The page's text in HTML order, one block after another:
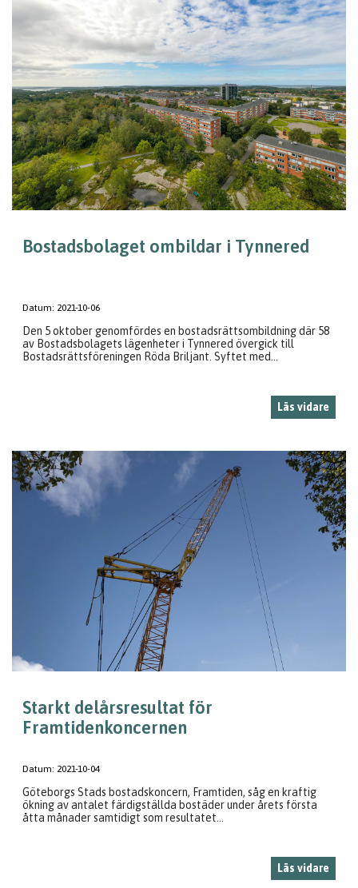
Bostadsbolaget ombildar i Tynnered
Datum: 2021-10-06
Den 5 oktober genomfördes en bostadsrättsombildning där 58
av Bostadsbolagets lägenheter i Tynnered övergick till
Bostadsrättsföreningen Röda Briljant. Syftet med...
Läs vidare
Starkt delårsresultat för
Framtidenkoncernen
Datum: 2021-10-04
Göteborgs Stads bostadskoncern, Framtiden, såg en kraftig
ökning av antalet färdigställda bostäder under årets första
åtta månader samtidigt som resultatet...
Läs vidare